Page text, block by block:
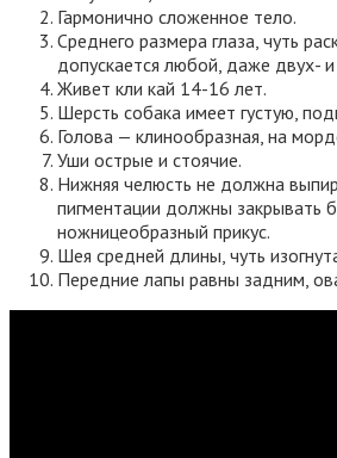
Гармонично сложенное тело.
Среднего размера глаза, чуть
допускается любой, даже двух-
Живет кли кай 14-16 лет.
Шерсть собака имеет густую,
Голова — клинообразная, на
Уши острые и стоячие.
Нижняя челюсть не должна
пигментации должны закрывать
ножницеобразный прикус.
Шея средней длины, чуть
Передние лапы равны задним,